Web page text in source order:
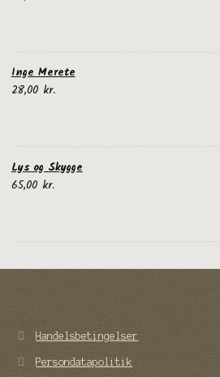
Inge Merete
28,00 kr.
Lys og Skygge
65,00 kr.
Handelsbetingelser
Persondatapolitik